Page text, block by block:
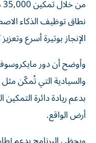
نطاق توظيف الذكاء
الإنجاز بوتيرة أسرع
وأوضح أن دور
والسيادية التي تُمكّن
بدعم ريادة دائرة
أرض الواقع.